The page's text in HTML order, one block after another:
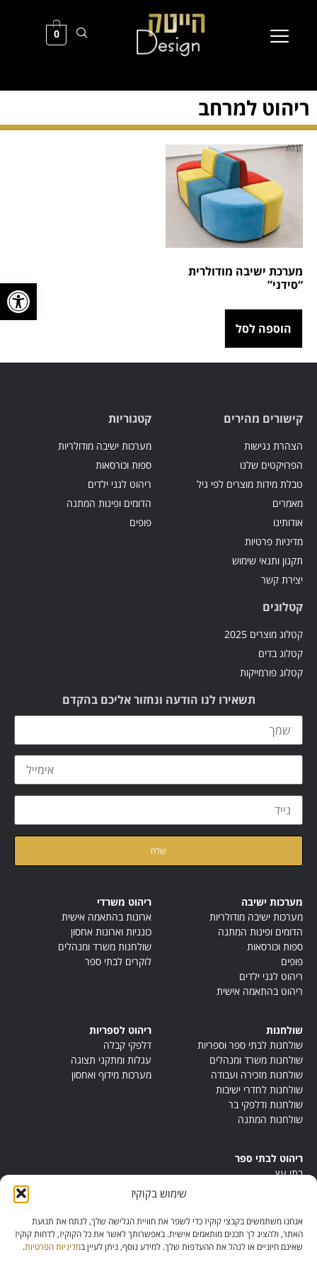
פתח
שימוש בקוקיז
אנחנו משתמשים בקבצי קוקיז כדי לשפר את חוויית הגלישה שלך, לנתח את תנועת
האתר, ולהציג לך תכנים מותאמים אישית. באפשרותך לאשר את כל הקוקיז, לדחות קוקיז
שאינם חיוניים או לנהל את ההעדפות שלך. למידע נוסף, ניתן לעיין במדיניות הפרטיות.
0
ריהוט למרחב
מערכת ישיבה מודולרית
“סידני”
הוספה לסל
קישורים מהירים
הצהרת נגישות
הפרויקטים שלנו
טבלת מידות מוצרים לפי גיל
מאמרים
אודותינו
מדיניות פרטיות
תקנון ותנאי שימוש
יצירת קשר
קטגוריות
מערכות ישיבה מודולריות
ספות וכורסאות
ריהוט לגני ילדים
הדומים ופינות המתנה
פופים
קטלוגים
קטלוג מוצרים 2025
קטלוג בדים
קטלוג פורמייקות
תשאירו לנו הודעה ונחזור אליכם בהקדם
מערכות ישיבה
מערכות ישיבה מודולריות
הדומים ופינות המתנה
ספות וכורסאות
פופים
ריהוט לגני ילדים
ריהוט בהתאמה אישית
ריהוט משרדי
ארונות בהתאמה אישית
כונניות וארונות אחסון
שולחנות משרד ומנהלים
לוקרים לבתי ספר
שולחנות
שולחנות לבתי ספר וספריות
שולחנות משרד ומנהלים
שולחנות מזכירה ועבודה
שולחנות לחדרי ישיבות
שולחנות ודלפקי בר
שולחנות המתנה
ריהוט לספריות
דלפקי קבלה
עגלות ומתקני תצוגה
מערכות מידוף ואחסון
ריהוט לבתי ספר
בתי עץ
ריהוט מונטסורי
ריהוט אנתרופוסופי